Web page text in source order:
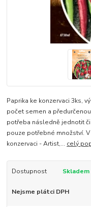
Paprika ke konzervaci 3ks,
počet semen a
potřeba následně jednotit
pouze potřebné množství.
konzervaci - Artist,... celý
Dostupnost Skladem
Nejsme plátci DPH